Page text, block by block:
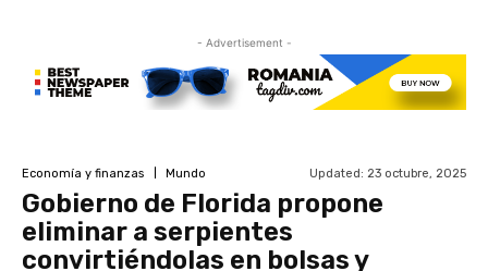
- Advertisement -